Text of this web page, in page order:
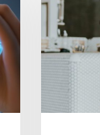
l'efficacité
l'EMDR